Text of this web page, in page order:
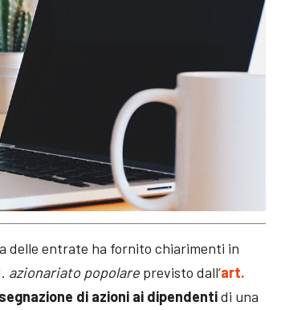
delle entrate ha fornito chiarimenti in
azionariato popolare previsto dall’art.
di azioni ai dipendentidi una